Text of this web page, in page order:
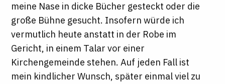
meine Nase in dicke Bücher gesteckt oder die
große Bühne gesucht. Insofern würde ich
vermutlich heute anstatt in der Robe im
Gericht, in einem Talar vor einer
Kirchengemeinde stehen. Auf jeden Fall ist
mein kindlicher Wunsch, später einmal viel zu